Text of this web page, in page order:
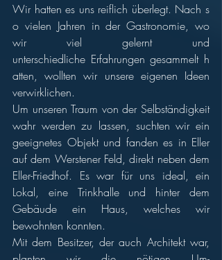
Wir hatten es uns reiflich überlegt. Nach s
o vielen Jahren in der Gastronomie, wo
wir viel gelernt und
unterschiedliche Erfahrungen gesammelt h
atten, wollten wir unsere eigenen Ideen
verwirklichen.
Um unseren Traum von der Selbständigkeit
wahr werden zu lassen, suchten wir ein
geeignetes Objekt und fanden es in Eller
auf dem Werstener Feld, direkt neben dem
Eller-Friedhof. Es war für uns ideal, ein
Lokal, eine Trinkhalle und hinter dem
Gebäude ein Haus, welches wir
bewohnten konnten.
Mit dem Besitzer, der auch Architekt war,